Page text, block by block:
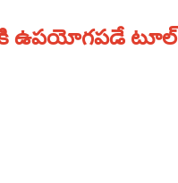
ఉపయోగపడే టూల్‌